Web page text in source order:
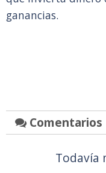
ganancias.
Comentarios
Todavía